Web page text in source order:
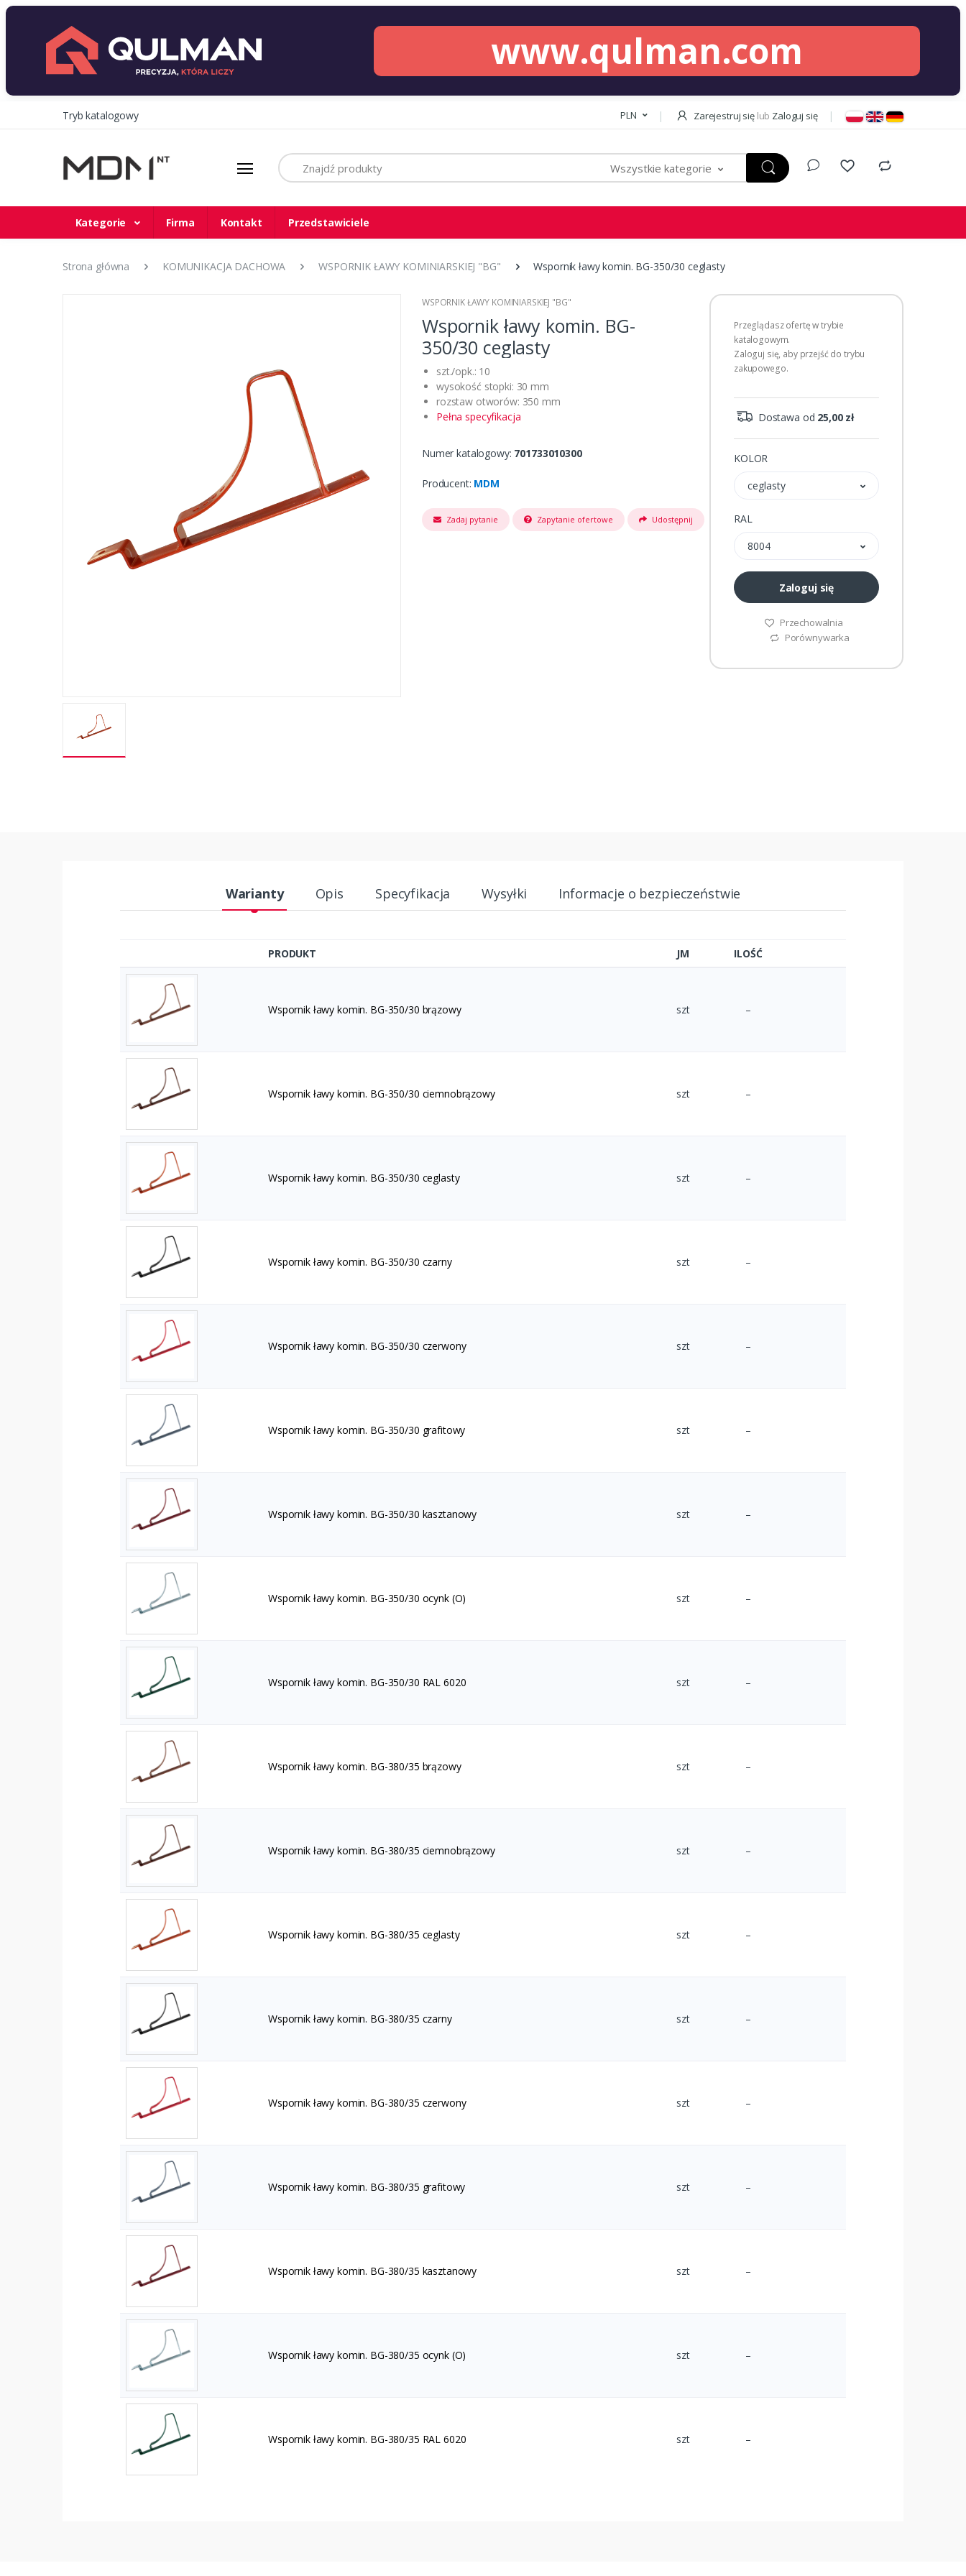
www.qulman.com
Tryb katalogowy PLN Zarejestruj się lub Zaloguj się
Szukaj
Wszystkie kategorie
Kategorie Firma Kontakt Przedstawiciele
Strona główna KOMUNIKACJA DACHOWA WSPORNIK ŁAWY KOMINIARSKIEJ "BG" Wspornik ławy komin. BG-350/30 ceglasty
WSPORNIK ŁAWY KOMINIARSKIEJ "BG"
Wspornik ławy komin. BG-
350/30 ceglasty
szt./opk.: 10
wysokość stopki: 30 mm
rozstaw otworów: 350 mm
Pełna specyfikacja
Numer katalogowy: 701733010300
Producent: MDM
Zadaj pytanie Zapytanie ofertowe Udostępnij
Przeglądasz ofertę w trybie
katalogowym.
Zaloguj się, aby przejść do trybu
zakupowego.
Dostawa od 25,00 zł
KOLOR
ceglasty
RAL
8004
Zaloguj się
Przechowalnia
Porównywarka
Warianty Opis Specyfikacja Wysyłki Informacje o bezpieczeństwie
PRODUKT JM ILOŚĆ
Wspornik ławy komin. BG-350/30 brązowy szt –
Wspornik ławy komin. BG-350/30 ciemnobrązowy szt –
Wspornik ławy komin. BG-350/30 ceglasty szt –
Wspornik ławy komin. BG-350/30 czarny szt –
Wspornik ławy komin. BG-350/30 czerwony szt –
Wspornik ławy komin. BG-350/30 grafitowy szt –
Wspornik ławy komin. BG-350/30 kasztanowy szt –
Wspornik ławy komin. BG-350/30 ocynk (O) szt –
Wspornik ławy komin. BG-350/30 RAL 6020 szt –
Wspornik ławy komin. BG-380/35 brązowy szt –
Wspornik ławy komin. BG-380/35 ciemnobrązowy szt –
Wspornik ławy komin. BG-380/35 ceglasty szt –
Wspornik ławy komin. BG-380/35 czarny szt –
Wspornik ławy komin. BG-380/35 czerwony szt –
Wspornik ławy komin. BG-380/35 grafitowy szt –
Wspornik ławy komin. BG-380/35 kasztanowy szt –
Wspornik ławy komin. BG-380/35 ocynk (O) szt –
Wspornik ławy komin. BG-380/35 RAL 6020 szt –